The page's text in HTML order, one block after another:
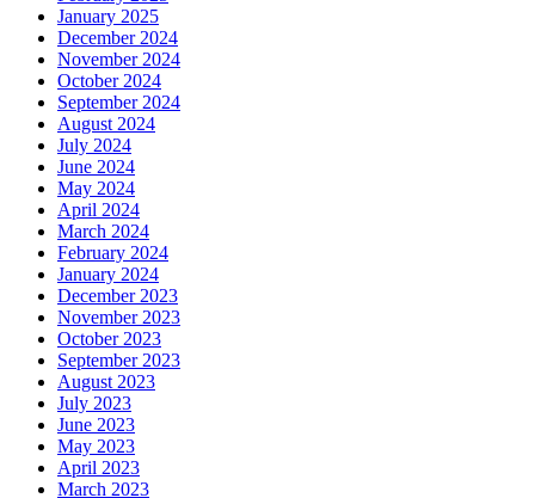
January 2025
December 2024
November 2024
October 2024
September 2024
August 2024
July 2024
June 2024
May 2024
April 2024
March 2024
February 2024
January 2024
December 2023
November 2023
October 2023
September 2023
August 2023
July 2023
June 2023
May 2023
April 2023
March 2023